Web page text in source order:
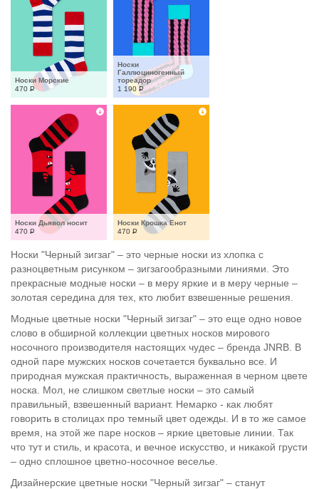
Носки Морские
470 Р
Носки
Галлюциногенный
тореадор
1 190 Р
Носки Дьявол носит
470 Р
Носки Крошка Енот
470 Р
Носки "Черный зигзаг" – это черные носки из хлопка с
разноцветным рисунком – зигзагообразными линиями. Это
прекрасные модные носки – в меру яркие и в меру черные –
золотая середина для тех, кто любит взвешенные решения.
Модные цветные носки "Черный зигзаг" – это еще одно новое
слово в обширной коллекции цветных носков мирового
носочного производителя настоящих чудес – бренда JNRB. В
одной паре мужских носков сочетается буквально все. И
природная мужская практичность, выраженная в черном цвете
носка. Мол, не слишком светлые носки – это самый
правильный, взвешенный вариант. Немарко - как любят
говорить в столицах про темный цвет одежды. И в то же самое
время, на этой же паре носков – яркие цветовые линии. Так
что тут и стиль, и красота, и вечное искусство, и никакой грусти
– одно сплошное цветно-носочное веселье.
Дизайнерские цветные носки "Черный зигзаг" – станут